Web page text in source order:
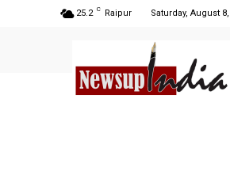
25.2 C Raipur Saturday, August